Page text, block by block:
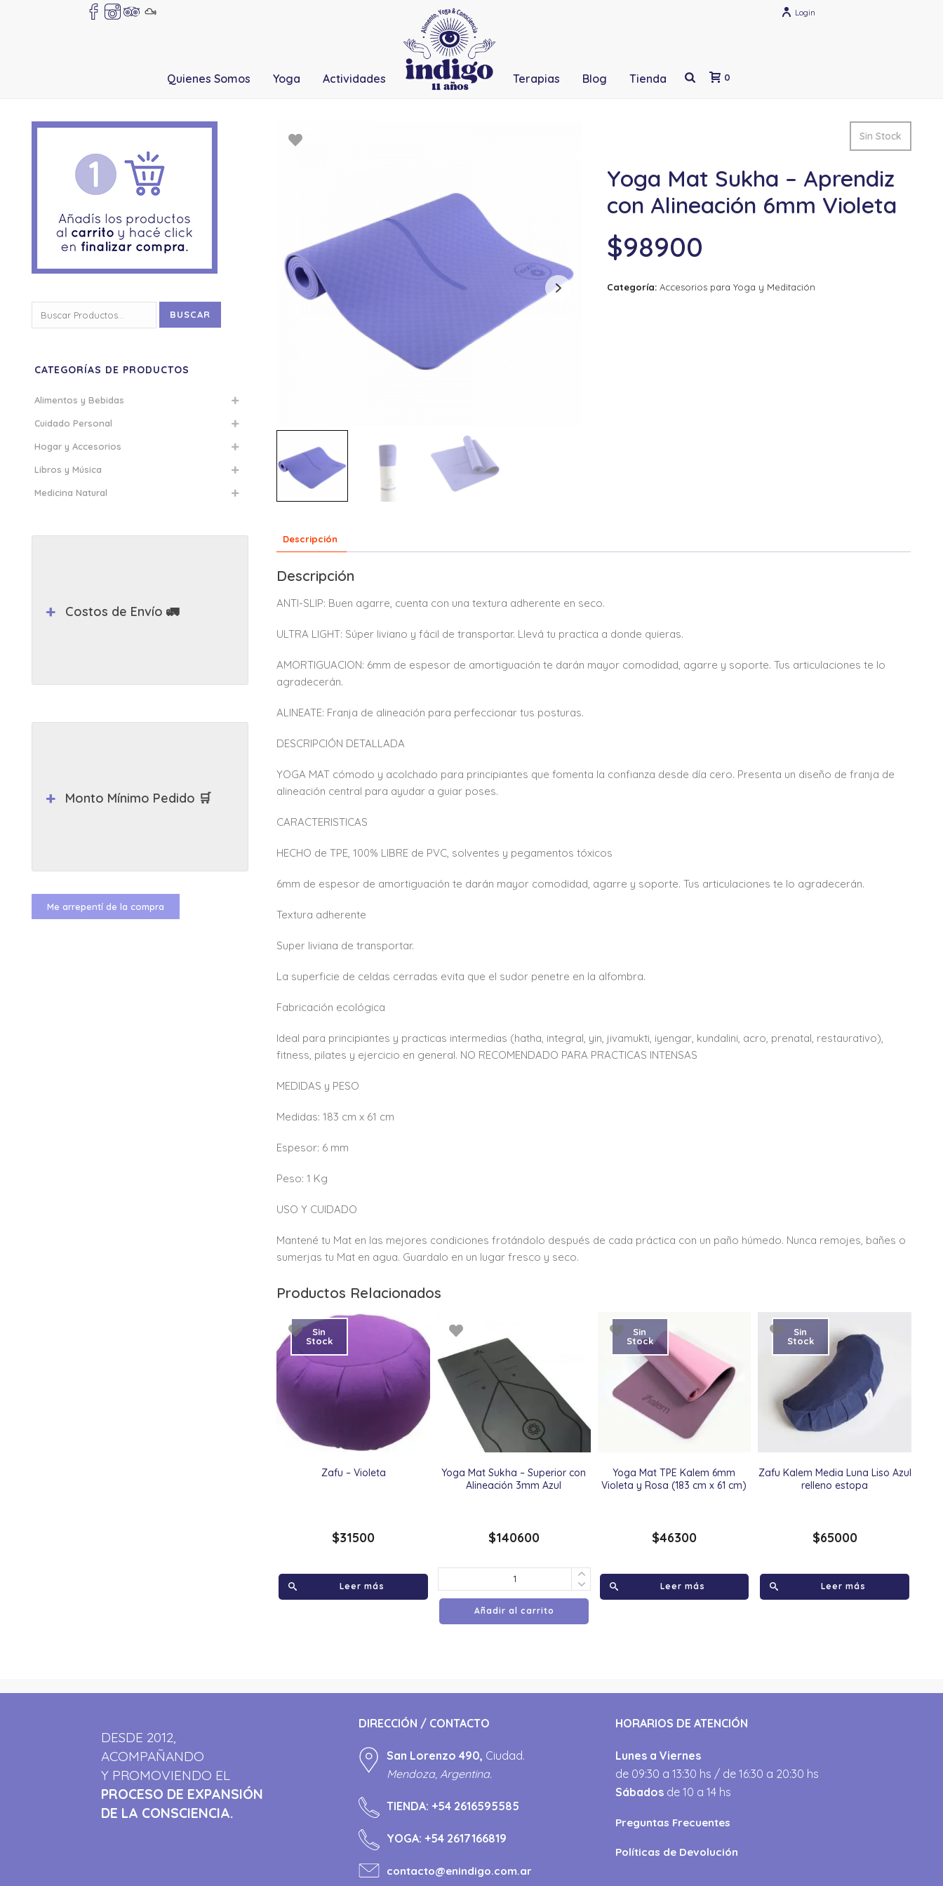
Login
Quienes Somos Yoga Actividades Terapias Blog Tienda 0
Sin Stock
Yoga Mat Sukha – Aprendiz
con Alineación 6mm Violeta
$98900
Categoría: Accesorios para Yoga y Meditación
Descripción
Descripción
ANTI-SLIP: Buen agarre, cuenta con una textura adherente en seco.
ULTRA LIGHT: Súper liviano y fácil de transportar. Llevá tu practica a donde quieras.
AMORTIGUACION: 6mm de espesor de amortiguación te darán mayor comodidad, agarre y soporte. Tus articulaciones te lo
agradecerán.
ALINEATE: Franja de alineación para perfeccionar tus posturas.
DESCRIPCIÓN DETALLADA
YOGA MAT cómodo y acolchado para principiantes que fomenta la confianza desde día cero. Presenta un diseño de franja de
alineación central para ayudar a guiar poses.
CARACTERISTICAS
HECHO de TPE, 100% LIBRE de PVC, solventes y pegamentos tóxicos
6mm de espesor de amortiguación te darán mayor comodidad, agarre y soporte. Tus articulaciones te lo agradecerán.
Textura adherente
Super liviana de transportar.
La superficie de celdas cerradas evita que el sudor penetre en la alfombra.
Fabricación ecológica
Ideal para principiantes y practicas intermedias (hatha, integral, yin, jivamukti, iyengar, kundalini, acro, prenatal, restaurativo),
fitness, pilates y ejercicio en general. NO RECOMENDADO PARA PRACTICAS INTENSAS
MEDIDAS y PESO
Medidas: 183 cm x 61 cm
Espesor: 6 mm
Peso: 1 Kg
USO Y CUIDADO
Mantené tu Mat en las mejores condiciones frotándolo después de cada práctica con un paño húmedo. Nunca remojes, bañes o
sumerjas tu Mat en agua. Guardalo en un lugar fresco y seco.
Productos Relacionados
Zafu – Violeta
Sin
Stock
$31500
Leer más
Yoga Mat Sukha – Superior con
Alineación 3mm Azul
$140600
Añadir al carrito
Yoga Mat TPE Kalem 6mm
Violeta y Rosa (183 cm x 61 cm)
Sin
Stock
$46300
Leer más
Zafu Kalem Media Luna Liso Azul
relleno estopa
Sin
Stock
$65000
Leer más
por:
BUSCAR
CATEGORÍAS DE PRODUCTOS
Alimentos y Bebidas
Cuidado Personal
Hogar y Accesorios
Libros y Música
Medicina Natural
Costos de Envío 🚛
Monto Mínimo Pedido 🛒
Me arrepentí de la compra
DESDE 2012,
ACOMPAÑANDO
Y PROMOVIENDO EL
PROCESO DE EXPANSIÓN
DE LA CONSCIENCIA.
DIRECCIÓN / CONTACTO
San Lorenzo 490, Ciudad.
Mendoza, Argentina.
TIENDA: +54 2616595585
YOGA: +54 2617166819
contacto@enindigo.com.ar
HORARIOS DE ATENCIÓN
Lunes a Viernes
de 09:30 a 13:30 hs / de 16:30 a 20:30 hs
Sábados de 10 a 14 hs
Preguntas Frecuentes
Políticas de Devolución